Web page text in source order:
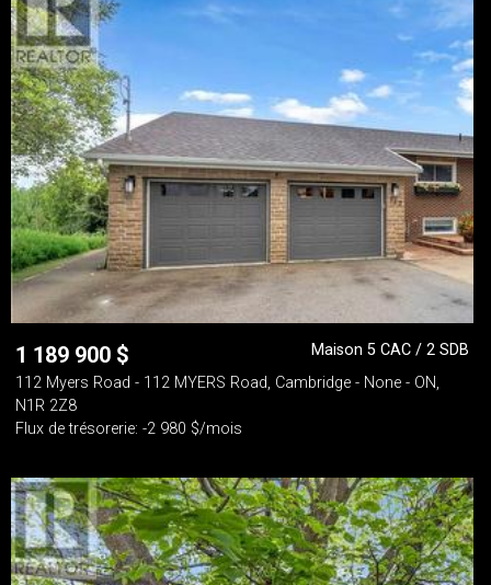
1 189 900 $
Maison 5 CAC / 2 SDB
112 Myers Road - 112 MYERS Road, Cambridge - None - ON,
N1R 2Z8
Flux de trésorerie: -2 980 $/mois